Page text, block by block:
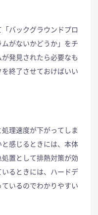
バックグラウンドプロ
がないかどうか」をチ
発見されたら必要なも
終了させておけばいい
理速度が下がってしま
感じるときには、本体
置として排熱対策が効
るときには、ハードデ
いるのでわかりやすい